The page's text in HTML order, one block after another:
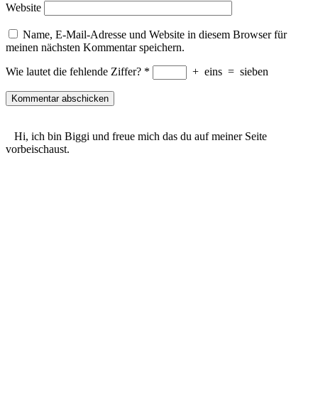
Website
Name, E-Mail-Adresse und Website in diesem Browser für
meinen nächsten Kommentar speichern.
Wie lautet die fehlende Ziffer? * + eins = sieben
Hi, ich bin Biggi und freue mich das du auf meiner Seite
vorbeischaust.